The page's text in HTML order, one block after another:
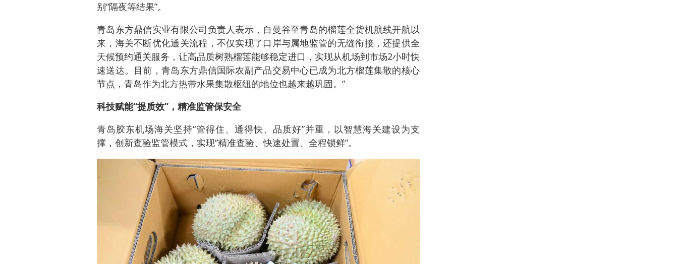
别“隔夜等结果”。
青岛东方鼎信实业有限公司负责人表示，自曼谷至青岛的榴莲全货机航线开航以
来，海关不断优化通关流程，不仅实现了口岸与属地监管的无缝衔接，还提供全
天候预约通关服务，让高品质树熟榴莲能够稳定进口，实现从机场到市场2小时快
速送达。目前，青岛东方鼎信国际农副产品交易中心已成为北方榴莲集散的核心
节点，青岛作为北方热带水果集散枢纽的地位也越来越巩固。”
科技赋能“提质效”，精准监管保安全
青岛胶东机场海关坚持“管得住、通得快、品质好”并重，以智慧海关建设为支
撑，创新查验监管模式，实现“精准查验、快速处置、全程锁鲜”。